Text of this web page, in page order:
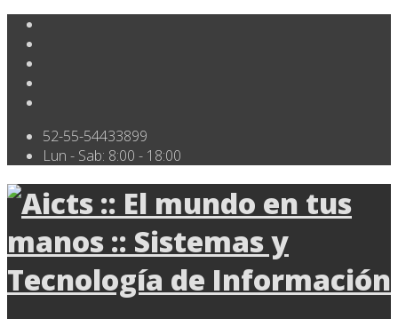
52-55-54433899
Lun - Sab: 8:00 - 18:00